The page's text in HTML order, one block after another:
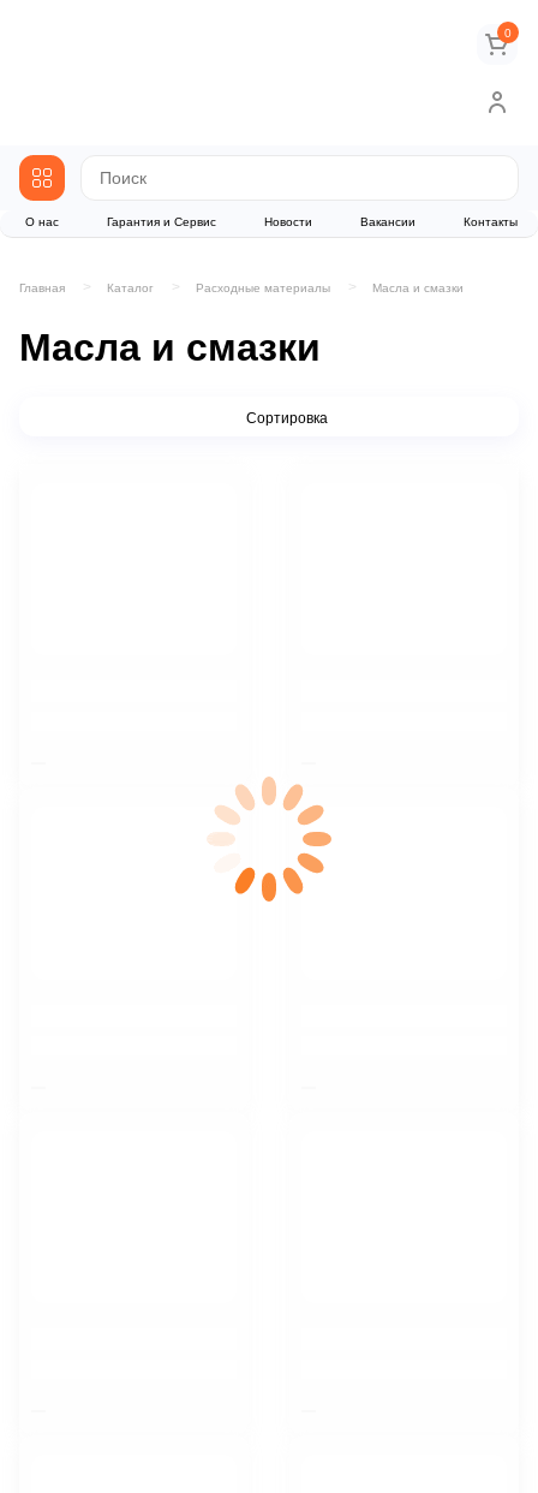
0
О нас Гарантия и Сервис Новости Вакансии Контакты
Главная Каталог Расходные материалы Масла и смазки
Масла и смазки
Сортировка